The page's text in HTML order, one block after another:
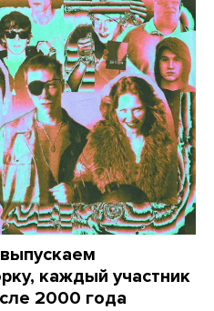
каждый участник
2000 года